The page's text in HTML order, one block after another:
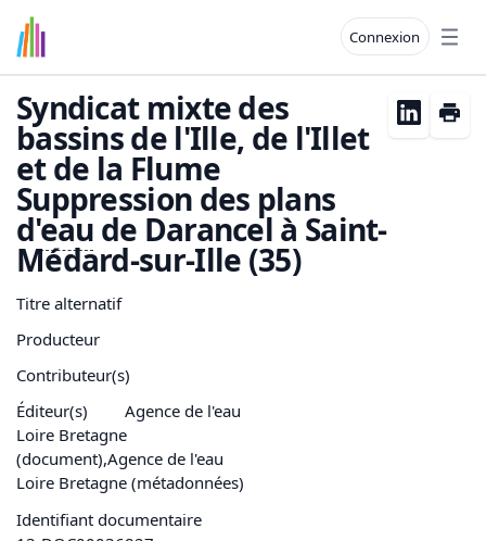
Connexion
Syndicat mixte des
bassins de l'Ille, de l'Illet
et de la Flume
Suppression des plans
d'eau de Darancel à Saint-
Médard-sur-Ille (35)
Titre alternatif
Producteur
Contributeur(s)
Éditeur(s)
Agence de l'eau
Loire Bretagne
(document),Agence de l'eau
Loire Bretagne (métadonnées)
Identifiant documentaire